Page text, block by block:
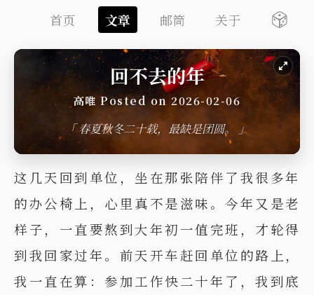
首页 文章 邮筒 关于
回不去的年
高唯 Posted on 2026-02-06
「 春夏秋冬二十载，最缺是团圆。 」
这几天回到单位，坐在那张陪伴了我很多年
的办公椅上，心里真不是滋味。今年又是老
样子，一直要熬到大年初一值完班，才轮得
到我回家过年。前天开车赶回单位的路上，
我一直在算：参加工作快二十年了，我到底